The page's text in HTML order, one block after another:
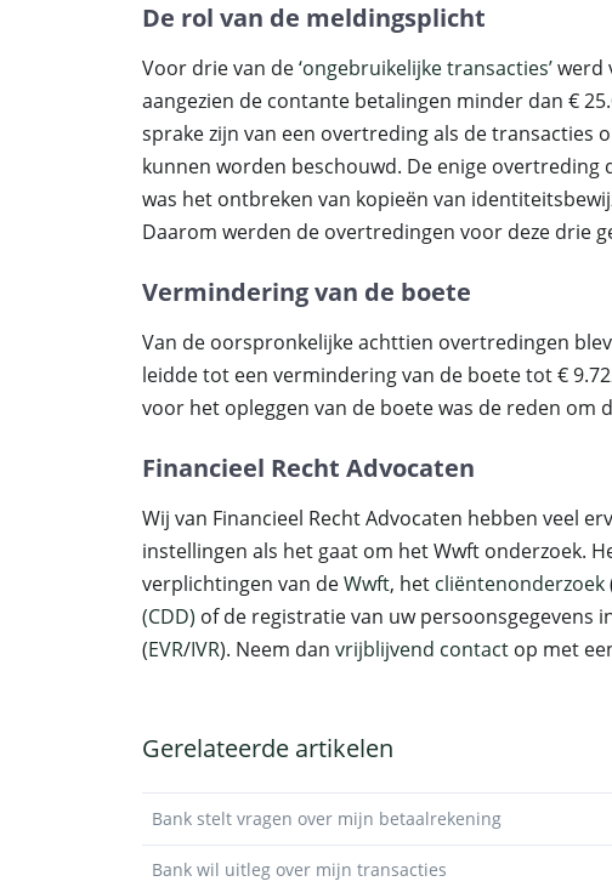
De rol van de meldingsplicht
Voor drie van de‘ongebruikelijke transacties’werd
aangezien de contante betalingen minder dan €
sprake zijn van een overtreding als de transacties
kunnen worden beschouwd. De enige overtreding
was het ontbreken van kopieën van
Daarom werden de overtredingen voor deze drie
Vermindering van de boete
Van de oorspronkelijke achttien overtredingen
leidde tot een vermindering van de boete tot €
voor het opleggen van de boete was de reden om
Financieel Recht Advocaten
Wij van Financieel Recht Advocaten hebben veel
instellingen als het gaat om het Wwft onderzoek.
verplichtingen van deWwft, het cliëntenonderzoek
(CDD) of de registratie van uw persoonsgegevens
(EVR/IVR). Neem dan vrijblijvend contact op met
Gerelateerde artikelen
Bank stelt vragen over mijn betaalrekening
Bank wil uitleg over mijn transacties